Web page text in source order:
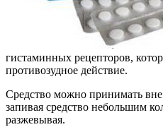
гистаминных рецепторов,
противозудное действие.
Средство можно принимать
запивая средство небольшим
разжевывая.